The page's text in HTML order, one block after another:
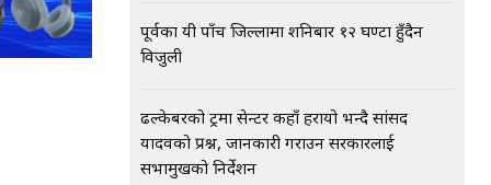
पूर्वका यी पाँच जिल्लामा शनिबार १२ घण्टा हुँदैन
विजुली
ढल्केबरको ट्रमा सेन्टर कहाँ हरायो भन्दै सांसद
यादवको प्रश्न, जानकारी गराउन सरकारलाई
सभामुखको निर्देशन